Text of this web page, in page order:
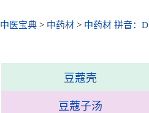
中医宝典 > 中药材 > 中药材 拼音：D
豆蔻壳
豆蔻子汤